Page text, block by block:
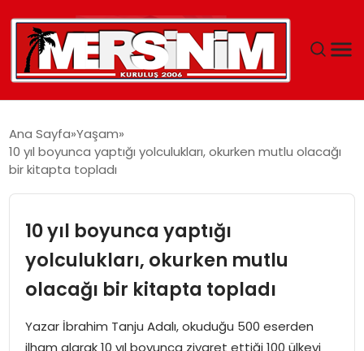
YAŞAM
SAĞLIK
EĞITIM
SPOR
Ana Sayfa Yaşam
10 yıl boyunca yaptığı yolculukları, okurken mutlu olacağı
bir kitapta topladı
10 yıl boyunca yaptığı
yolculukları, okurken mutlu
olacağı bir kitapta topladı
Yazar İbrahim Tanju Adalı, okuduğu 500 eserden
ilham alarak 10 yıl boyunca ziyaret ettiği 100 ülkeyi